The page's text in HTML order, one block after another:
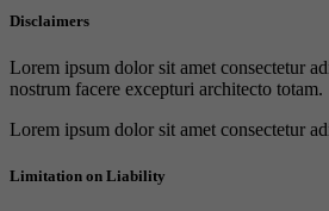
Disclaimers
Lorem ipsum dolor sit amet consectetur
nostrum facere excepturi architecto totam.
Lorem ipsum dolor sit amet consectetur
Limitation on Liability